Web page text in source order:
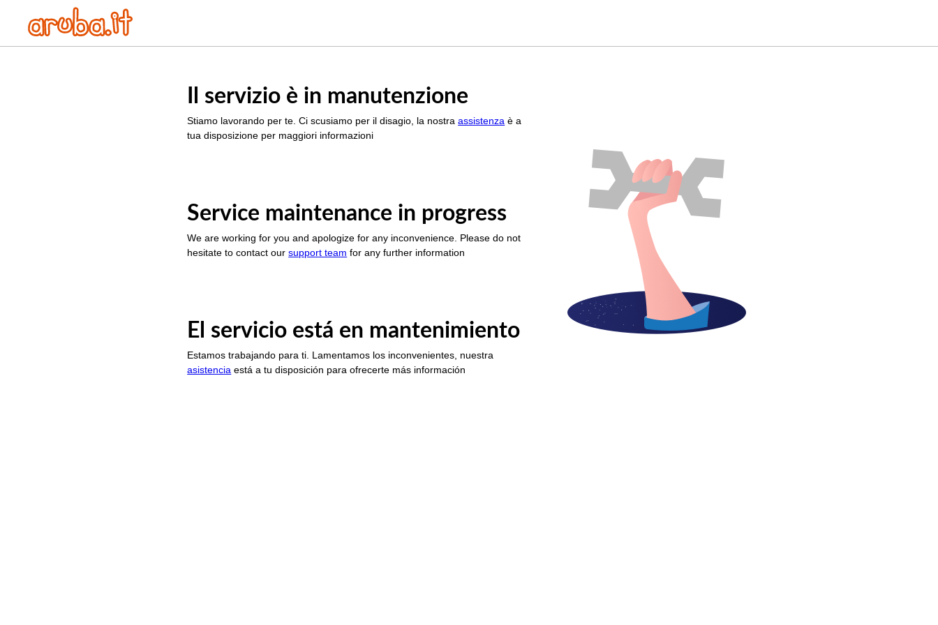
Il servizio è in manutenzione
Stiamo lavorando per te. Ci scusiamo per il disagio, la nostraassistenza è a
tua disposizione per maggiori informazioni
Service maintenance in progress
We are working for you and apologize for any inconvenience. Please do not
hesitate to contact oursupport team for any further information
El servicio está en mantenimiento
Estamos trabajando para ti. Lamentamos los inconvenientes, nuestra
asistencia está a tu disposición para ofrecerte más información